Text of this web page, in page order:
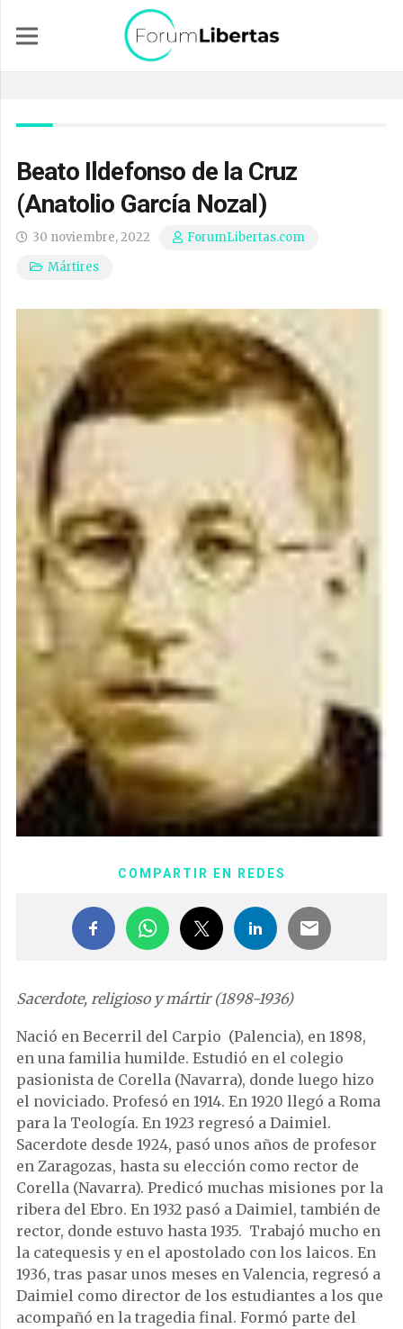
Beato Ildefonso de la Cruz
(Anatolio García Nozal)
30 noviembre, 2022
ForumLibertas.com
Mártires
COMPARTIR EN REDES
Sacerdote, religioso y mártir (1898-1936)
Nació en Becerril del Carpio (Palencia), en 1898,
en una familia humilde. Estudió en el colegio
pasionista de Corella (Navarra), donde luego hizo
el noviciado. Profesó en 1914. En 1920 llegó a Roma
para la Teología. En 1923 regresó a Daimiel.
Sacerdote desde 1924, pasó unos años de profesor
en Zaragozas, hasta su elección como rector de
Corella (Navarra). Predicó muchas misiones por la
ribera del Ebro. En 1932 pasó a Daimiel, también de
rector, donde estuvo hasta 1935. Trabajó mucho en
la catequesis y en el apostolado con los laicos. En
1936, tras pasar unos meses en Valencia, regresó a
Daimiel como director de los estudiantes a los que
acompañó en la tragedia final. Formó parte del